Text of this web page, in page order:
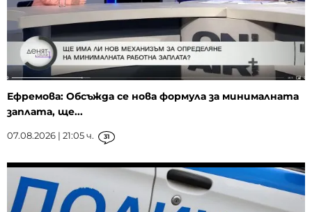
Ефремова: Обсъжда се нова формула за минималната
заплата, ще...
07.08.2026 | 21:05 ч. 31